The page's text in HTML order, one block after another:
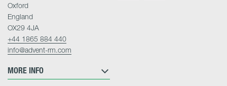
MORE INFO
Oxford
England
OX29 4JA
+44 1865 884 440
info@advent-rm.com